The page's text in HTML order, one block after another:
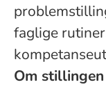
faglige
Om stillingen